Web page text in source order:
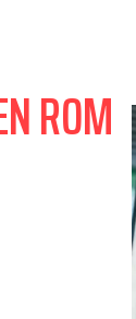
ROM